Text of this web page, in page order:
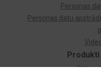
Produkti
Izziņa
Personas
Personas datu